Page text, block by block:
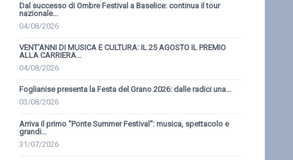
Dal successo di Ombre Festival a Baselice: continua il tour
nazionale...
04/08/2026
VENT'ANNI DI MUSICA E CULTURA: IL 25 AGOSTO IL PREMIO
ALLA CARRIERA...
04/08/2026
Foglianise presenta la Festa del Grano 2026: dalle radici una...
03/08/2026
Arriva il primo ''Ponte Summer Festival'': musica, spettacolo e
grandi...
31/07/2026